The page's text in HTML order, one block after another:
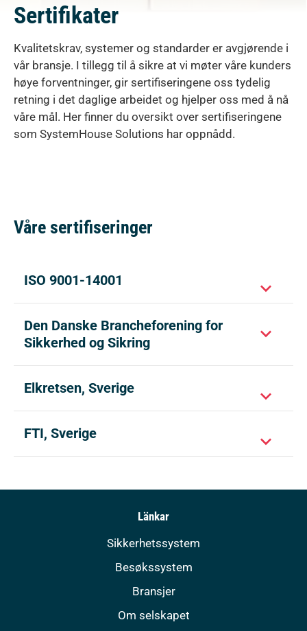
Sertifikater
Kvalitetskrav, systemer og standarder er avgjørende i
vår bransje. I tillegg til å sikre at vi møter våre kunders
høye forventninger, gir sertifiseringene oss tydelig
retning i det daglige arbeidet og hjelper oss med å nå
våre mål. Her finner du oversikt over sertifiseringene
som SystemHouse Solutions har oppnådd.
Våre sertifiseringer
ISO 9001-14001
Den Danske Brancheforening for
Sikkerhed og Sikring
Elkretsen, Sverige
FTI, Sverige
Länkar
Sikkerhetssystem
Besøkssystem
Bransjer
Om selskapet